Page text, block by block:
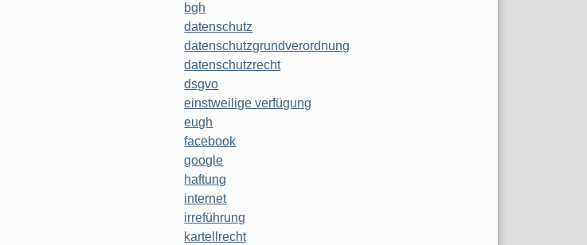
bgh
datenschutz
datenschutzgrundverordnung
datenschutzrecht
dsgvo
einstweilige verfügung
eugh
facebook
google
haftung
internet
irreführung
kartellrecht